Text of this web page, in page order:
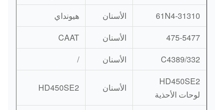
61N4-31310
الأسنان
هيونداي
475-5477
الأسنان
CAAT
332/C4389
الأسنان
/
HD450SE2
لوحات الأحذية
الأسنان HD450SE2